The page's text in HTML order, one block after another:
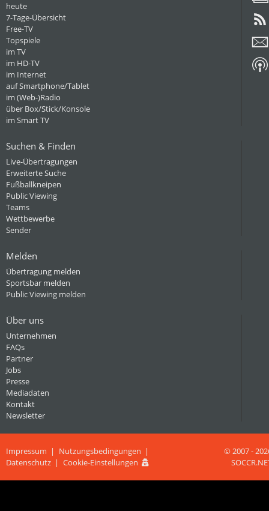
heute
7-Tage-Übersicht
Free-TV
Topspiele
im TV
im HD-TV
im Internet
auf Smartphone/Tablet
im (Web-)Radio
über Box/Stick/Konsole
im Smart TV
Suchen & Finden
Live-Übertragungen
Erweiterte Suche
Fußballkneipen
Public Viewing
Teams
Wettbewerbe
Sender
Melden
Übertragung melden
Sportsbar melden
Public Viewing melden
Über uns
Unternehmen
FAQs
Partner
Jobs
Presse
Mediadaten
Kontakt
Newsletter
Impressum
Nutzungsbedingungen
Datenschutz
Cookie-Einstellungen
© 2007 -